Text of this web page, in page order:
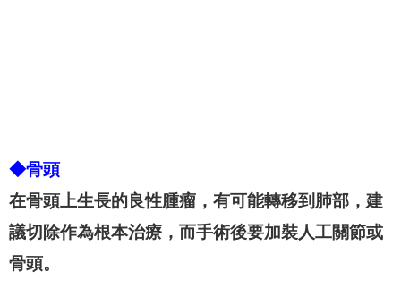
◆骨頭
在骨頭上生長的良性腫瘤，有可能轉移到肺部，建
議切除作為根本治療，而手術後要加裝人工關節或
骨頭。